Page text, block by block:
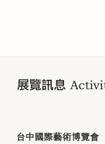
台中國際藝術博覽會